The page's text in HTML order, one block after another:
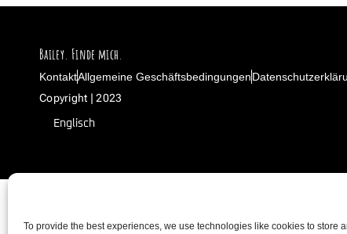
To provide the best experiences, we use technologies like cookies to store
Bailey. Finde mich.
KontaktAllgemeine Geschäftsbedingungen
Copyright | 2023
Englisch